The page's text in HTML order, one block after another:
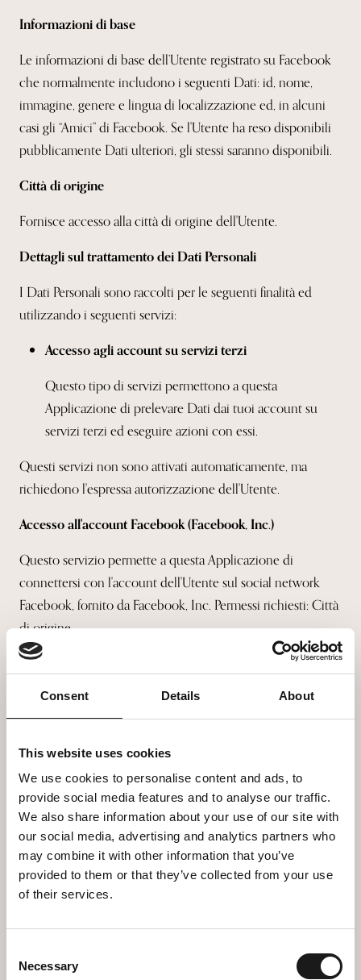
Consent Details About
This website uses cookies
We use cookies to personalise content and ads, to
provide social media features and to analyse our traffic.
We also share information about your use of our site with
our social media, advertising and analytics partners who
may combine it with other information that you’ve
provided to them or that they’ve collected from your use
of their services.
Selection
Necessary
Informazioni di base
Le informazioni di base dell’Utente registrato su Facebook
che normalmente includono i seguenti Dati: id, nome,
immagine, genere e lingua di localizzazione ed, in alcuni
casi gli “Amici” di Facebook. Se l'Utente ha reso disponibili
pubblicamente Dati ulteriori, gli stessi saranno disponibili.
Città di origine
Fornisce accesso alla città di origine dell'Utente.
Dettagli sul trattamento dei Dati Personali
I Dati Personali sono raccolti per le seguenti finalità ed
utilizzando i seguenti servizi:
Accesso agli account su servizi terzi
Questo tipo di servizi permettono a questa
Applicazione di prelevare Dati dai tuoiaccount su
servizi terzi ed eseguire azioni con essi.
Questi servizi non sono attivati automaticamente, ma
richiedono l'espressaautorizzazione dell'Utente.
Accesso all'account Facebook (Facebook, Inc.)
Questo servizio permette a questa Applicazione di
connettersi con l'account dell'Utente sul social network
Facebook, fornito da Facebook, Inc. Permessi richiesti: Città
di origine.
Luogo del trattamento: Stati Uniti –
Gestione dei tag
centralizzata dei tag o script
Applicazione.
L'uso di tali servizi comporta il fluire dei Dati
dell'Utente attraverso gli stessi e, sedel caso, la loro
ritenzione.
Google Tag Manager (Google Ireland Limited)
Google Tag Manager è un servizio di gestione dei tag